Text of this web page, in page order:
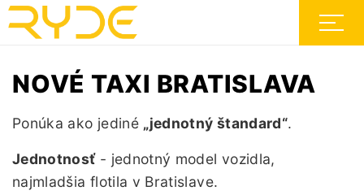
NOVÉ TAXI BRATISLAVA
Ponúka ako jediné „jednotný štandard“.
Jednotnosť- jednotný model vozidla,
najmladšia flotila v Bratislave.